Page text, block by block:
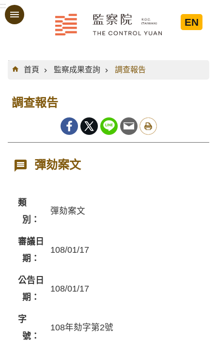
跳到主要內容區塊
:::
EN
:::
首頁
監察成果查詢 調查報告
調查報告
彈劾案文
類
別：
彈劾案文
審議日
期：
108/01/17
公告日
期：
108/01/17
字
號：
108年劾字第2號